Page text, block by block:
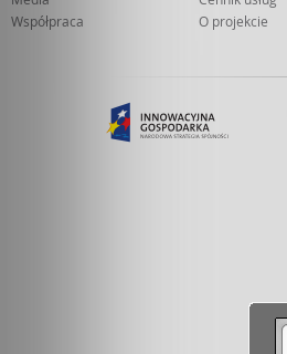
Współpraca
O projekcie